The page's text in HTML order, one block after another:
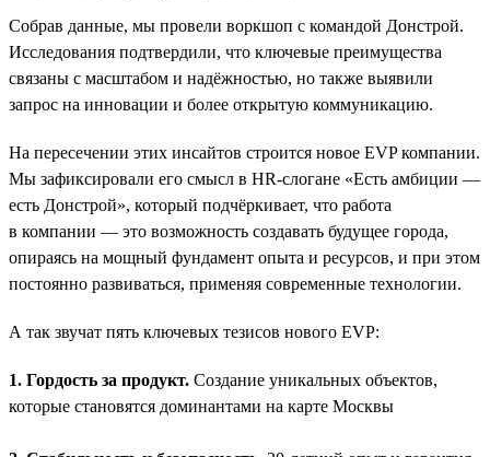
Собрав данные, мы провели воркшоп с командой Донстрой.
Исследования подтвердили, что ключевые преимущества
связаны с масштабом и надёжностью, но также выявили
запрос на инновации и более открытую коммуникацию.
На пересечении этих инсайтов строится новое EVP компании.
Мы зафиксировали его смысл в HR-слогане «Есть амбиции —
есть Донстрой», который подчёркивает, что работа
в компании — это возможность создавать будущее города,
опираясь на мощный фундамент опыта и ресурсов, и при этом
постоянно развиваться, применяя современные технологии.
А так звучат пять ключевых тезисов нового EVP:
1. Гордость за продукт. Создание уникальных объектов,
которые становятся доминантами на карте Москвы